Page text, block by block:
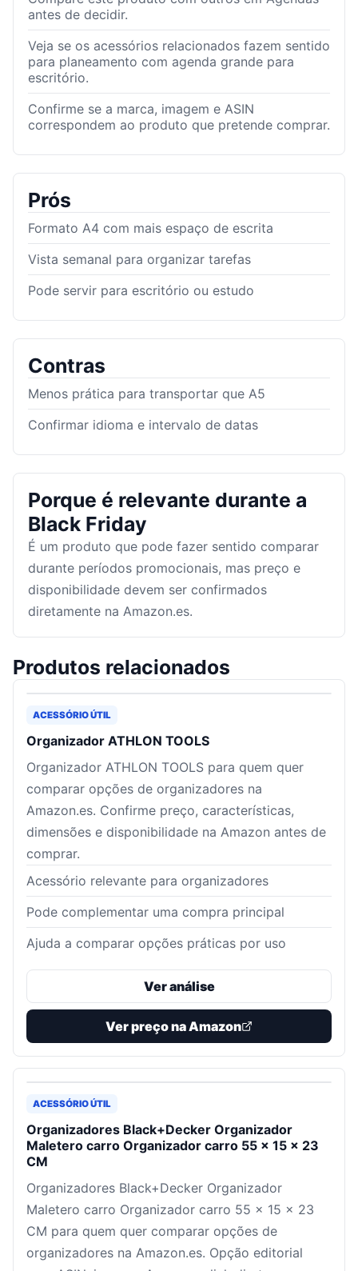
antes de decidir.
Veja se os acessórios relacionados fazem sentido
para planeamento com agenda grande para
escritório.
Confirme se a marca, imagem e ASIN
correspondem ao produto que pretende comprar.
Prós
Formato A4 com mais espaço de escrita
Vista semanal para organizar tarefas
Pode servir para escritório ou estudo
Contras
Menos prática para transportar que A5
Confirmar idioma e intervalo de datas
Porque é relevante durante a
Black Friday
É um produto que pode fazer sentido comparar
durante períodos promocionais, mas preço e
disponibilidade devem ser confirmados
diretamente na Amazon.es.
Produtos relacionados
ACESSÓRIO ÚTIL
Organizador ATHLON TOOLS
Organizador ATHLON TOOLS para quem quer
comparar opções de organizadores na
Amazon.es. Confirme preço, características,
dimensões e disponibilidade na Amazon antes de
comprar.
Acessório relevante para organizadores
Pode complementar uma compra principal
Ajuda a comparar opções práticas por uso
Ver análise
Ver preço na Amazon
ACESSÓRIO ÚTIL
Organizadores Black+Decker Organizador
Maletero carro Organizador carro 55 x 15 x 23
CM
Organizadores Black+Decker Organizador
Maletero carro Organizador carro 55 x 15 x 23
CM para quem quer comparar opções de
organizadores na Amazon.es. Opção editorial